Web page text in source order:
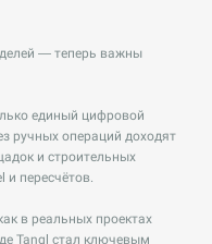
— теперь важны
единый цифровой
ручных операций доходят
и строительных
и пересчётов.
в реальных проектах
Tangl стал ключевым